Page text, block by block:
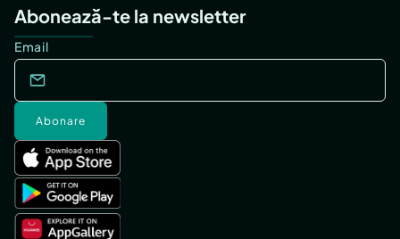
Abonează-te la newsletter
Email
Abonare